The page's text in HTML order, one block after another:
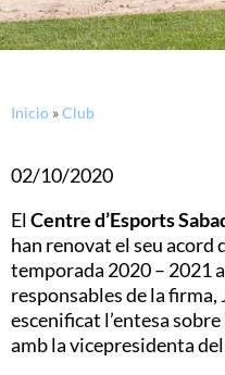
Inicio »Club
02/10/2020
ElCentre d’Esports
han renovat el seu acord
temporada 2020 – 2021 a
responsables de la firma,
escenificat l’entesa
amb la vicepresidenta